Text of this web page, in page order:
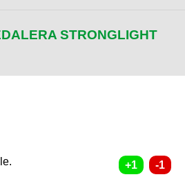
STRONGLIGHT